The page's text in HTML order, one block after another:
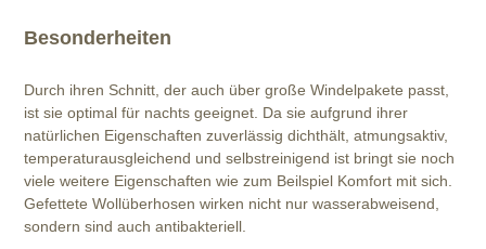
Besonderheiten
Durch ihren Schnitt, der auch über große Windelpakete passt,
ist sie optimal für nachts geeignet. Da sie aufgrund ihrer
natürlichen Eigenschaften zuverlässig dichthält, atmungsaktiv,
temperaturausgleichend und selbstreinigend ist bringt sie noch
viele weitere Eigenschaften wie zum Beilspiel Komfort mit sich.
Gefettete Wollüberhosen wirken nicht nur wasserabweisend,
sondern sind auch antibakteriell.